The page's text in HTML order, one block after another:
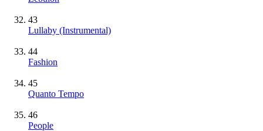
43
Lullaby (Instrumental)
44
Fashion
45
Quanto Tempo
46
People